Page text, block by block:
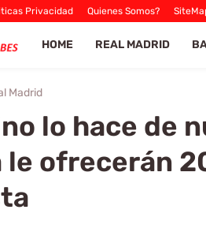
Privacidad Quienes Somos?
HOME REAL MADRID
Madrid
lo hace de
le ofrecerán